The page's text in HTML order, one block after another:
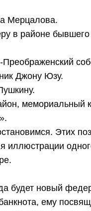
Мерцалова.
в районе
Джону Юзу.
мемориальный
Этих
иллюстрации
будет новый
ему